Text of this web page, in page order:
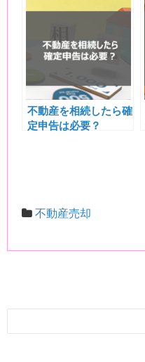
不動産を相続したら確
定申告は必要？
不動産売却